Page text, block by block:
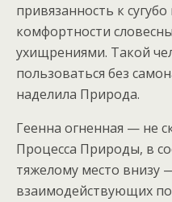
привязанность к
комфортности
ухищрениями. Такой
пользоваться без
наделила Природа.
Геенна огненная — не
Процесса Природы, в
тяжелому место внизу
взаимодействующих